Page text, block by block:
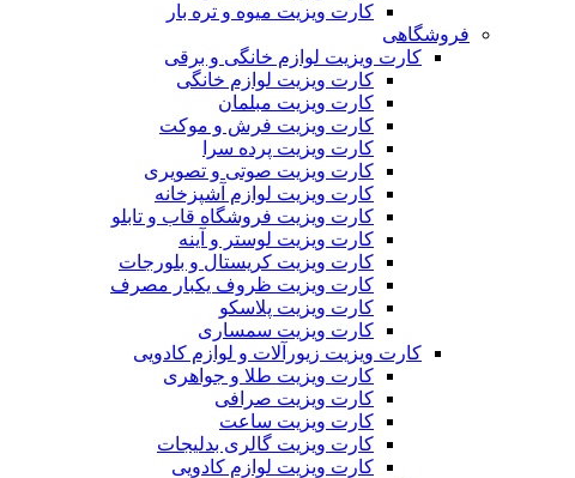
کارت ویزیت میوه و تره بار
فروشگاهی
کارت ویزیت لوازم خانگی و برقی
کارت ویزیت لوازم خانگی
کارت ویزیت مبلمان
کارت ویزیت فرش و موکت
کارت ویزیت پرده سرا
کارت ویزیت صوتی و تصویری
کارت ویزیت لوازم آشپزخانه
کارت ویزیت فروشگاه قاب و تابلو
کارت ویزیت لوستر و آینه
کارت ویزیت کریستال و بلورجات
کارت ویزیت ظروف یکبار مصرف
کارت ویزیت پلاسکو
کارت ویزیت سمساری
کارت ویزیت زیورآلات و لوازم کادویی
کارت ویزیت طلا و جواهری
کارت ویزیت صرافی
کارت ویزیت ساعت
کارت ویزیت گالری بدلیجات
کارت ویزیت لوازم کادویی